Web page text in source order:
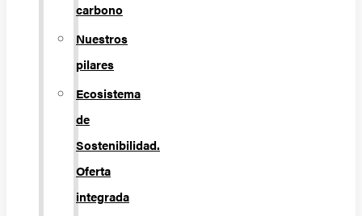
carbono
Nuestros
pilares
Ecosistema
de
Sostenibilidad.
Oferta
integrada